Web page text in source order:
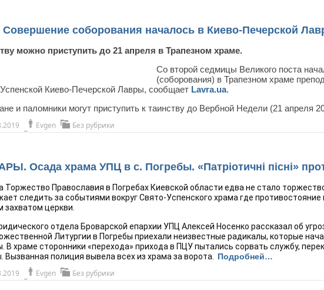
соборования началось в Киево-Печерской
можно приступить до 21 апреля в Трапезном храме.
Со второй седмицы Великого поста
(соборования) в Трапезном храме
Киево-Печерской Лавры, сообщает Lavra.ua.
и паломники могут приступить к таинству до Вербной Недели (21 апреля
Evgen Без рубрики
Осада храма УПЦ в с. Погребы. «Патріотичні пісні»
Торжество Православия в Погребах Киевской области едва не стало
следить за событиями вокруг Свято-Успенского храма где
захватом церкви.
отдела Броварской епархии УПЦ Алексей Носенко рассказал об
Литургии в Погребы приехали неизвестные радикалы, которые
В храме сторонники «перехода» прихода в ПЦУ пытались сорвать службу,
Вызванная полиция вывела всех из храма за ворота. Подробней…
Evgen Без рубрики